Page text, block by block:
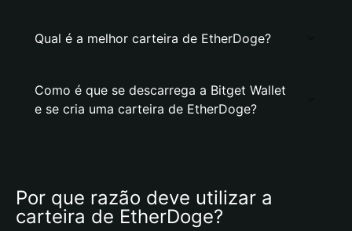
Qual é a melhor carteira de EtherDoge?
Como é que se descarrega a Bitget Wallet
e se cria uma carteira de EtherDoge?
Por que razão deve utilizar a
carteira de EtherDoge?